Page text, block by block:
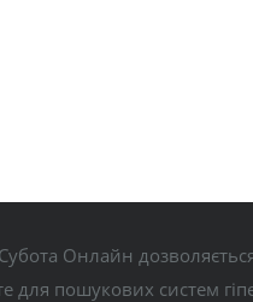
Онлайн
для пошукових систем